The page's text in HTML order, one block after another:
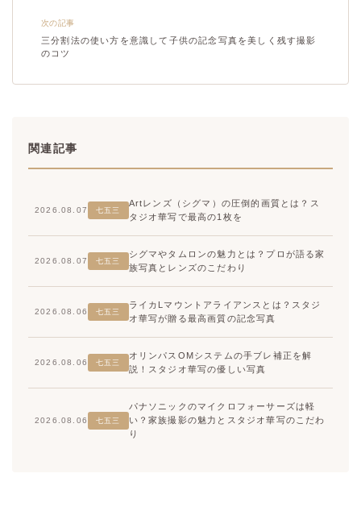
次の記事
三分割法の使い方を意識して子供の記念写真を美しく残す撮影
のコツ
関連記事
2026.08.07 七五三
Artレンズ（シグマ）の圧倒的画質とは？ス
タジオ華写で最高の1枚を
2026.08.07 七五三
シグマやタムロンの魅力とは？プロが語る家
族写真とレンズのこだわり
2026.08.06 七五三
ライカLマウントアライアンスとは？スタジ
オ華写が贈る最高画質の記念写真
2026.08.06 七五三
オリンパスOMシステムの手ブレ補正を解
説！スタジオ華写の優しい写真
2026.08.06 七五三
パナソニックのマイクロフォーサーズは軽
い？家族撮影の魅力とスタジオ華写のこだわ
り